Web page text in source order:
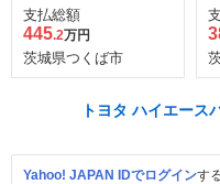
0TH アニバーサリー
リミテッド ロングボ
ディ ディーゼルター
ボ 4WD
支払総額
445.2万円
茨城県つくば市
トヨタ ハイエース
Yahoo! JAPAN IDでログインす